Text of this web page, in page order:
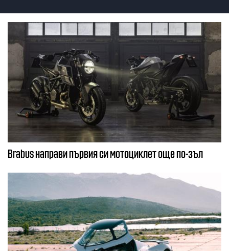
Brabus направи първия си мотоциклет още по-зъл